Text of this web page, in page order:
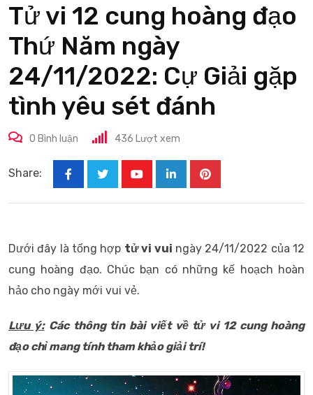
Tử vi 12 cung hoàng đạo
Thứ Năm ngày
24/11/2022: Cự Giải gặp
tình yêu sét đánh
0 Bình luận 436 Lượt xem
Share:
LinkedInPinterest
Dưới đây là tổng hợp tử vi vui ngày 24/11/2022 của 12
cung hoàng đạo. Chúc bạn có những kế hoạch hoàn
hảo cho ngày mới vui vẻ.
Lưu ý: Các thông tin bài viết về tử vi 12 cung hoàng
đạo chỉ mang tính tham khảo giải trí!